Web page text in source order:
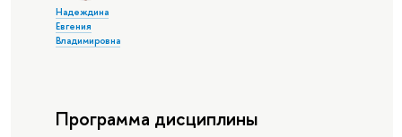
Надеждина
Евгения
Владимировна
Программа дисциплины